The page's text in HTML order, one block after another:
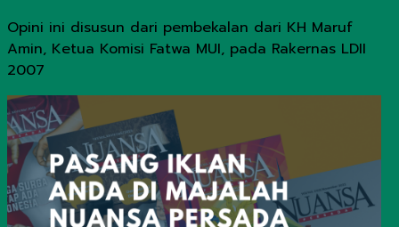
Opini ini disusun dari pembekalan dari KH Maruf
Amin, Ketua Komisi Fatwa MUI, pada Rakernas LDII
2007